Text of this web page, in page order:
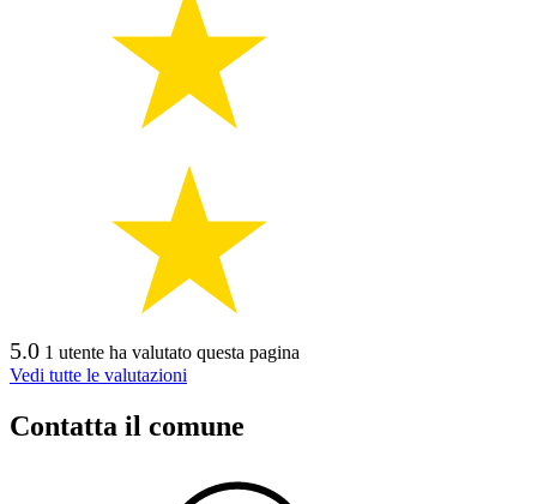
5.0 1 utente ha valutato questa pagina
Vedi tutte le valutazioni
Contatta il comune